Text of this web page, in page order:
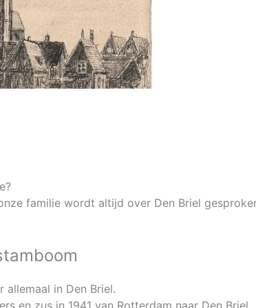
familie wordt altijd over Den Briel
allemaal in Den Briel.